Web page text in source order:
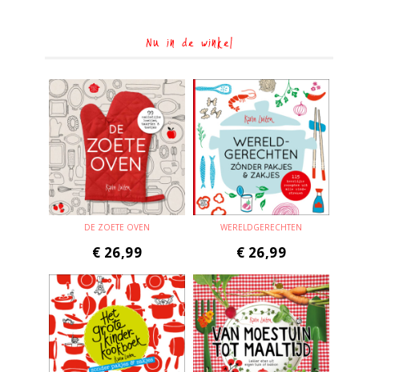
Nu in de winkel
DE ZOETE OVEN
€ 26,99
WERELDGERECHTEN
€ 26,99